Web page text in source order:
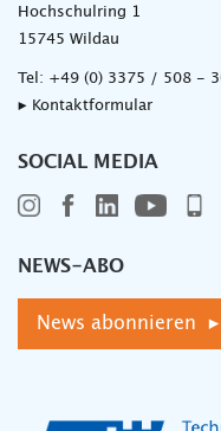
Hochschulring 1
15745 Wildau
Tel: +49 (0) 3375 / 508 -
▸ Kontaktformular
SOCIAL MEDIA
NEWS-ABO
News abonnieren ▸